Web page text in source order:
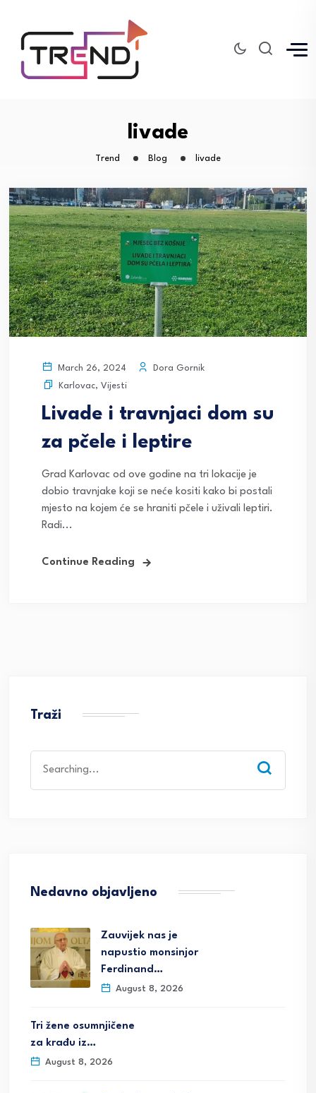
livade
Trend Blog livade
March 26, 2024
Dora Gornik
Karlovac, Vijesti
Livade i travnjaci dom su
za pčele i leptire
Grad Karlovac od ove godine na tri lokacije je
dobio travnjake koji se neće kositi kako bi postali
mjesto na kojem će se hraniti pčele i uživali leptiri.
Radi...
Continue Reading
Traži
for:
Nedavno objavljeno
Zauvijek nas je
napustio monsinjor
Ferdinand…
August 8, 2026
Tri žene osumnjičene
za krađu iz…
August 8, 2026